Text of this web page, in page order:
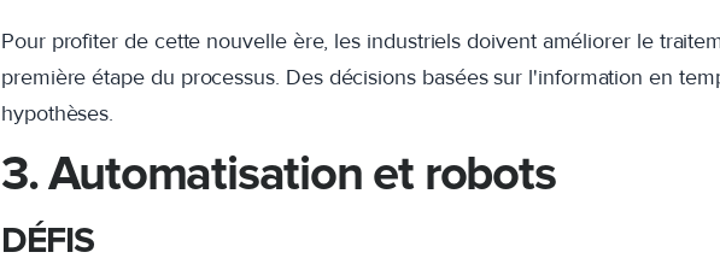
Pour profiter de cette nouvelle ère, les industriels doivent améliorer le
première étape du processus. Des décisions basées sur l'information en
hypothèses.
3. Automatisation et robots
DÉFIS